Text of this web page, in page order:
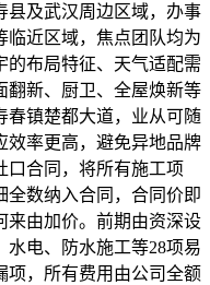
县及武汉周边区域，办事
临近区域，焦点团队均为
的布局特征、天气适配需
翻新、厨卫、全屋焕新等
春镇楚都大道，业从可随
效率更高，避免异地品牌
口合同，将所有施工项
全数纳入合同，合同价即
来由加价。前期由资深设
电、防水施工等28项易
项，所有费用由公司全额